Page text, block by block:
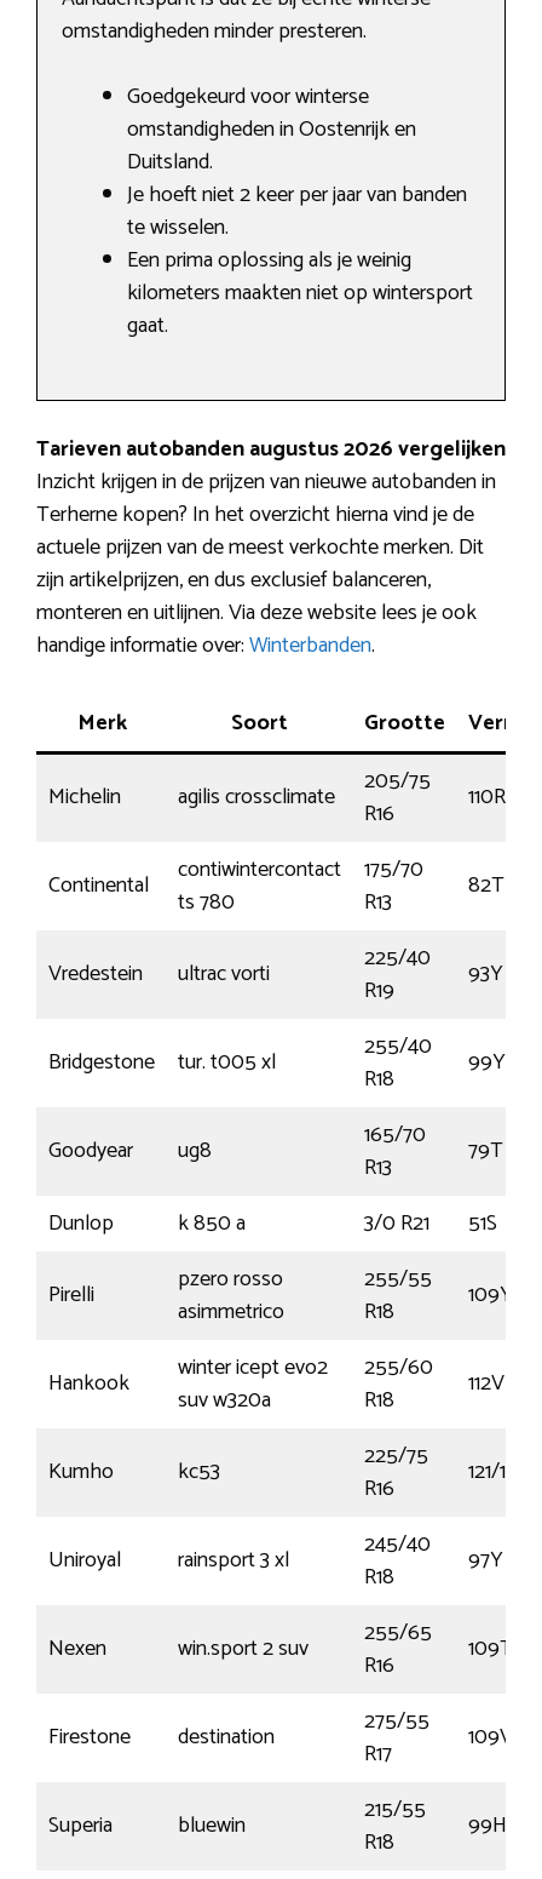
omstandigheden minder presteren.
Goedgekeurd voor winterse
omstandigheden in Oostenrijk en
Duitsland.
Je hoeft niet 2 keer per jaar van banden
te wisselen.
Een prima oplossing als je weinig
kilometers maakten niet op wintersport
gaat.
Tarieven autobanden augustus 2026 vergelijken
Inzicht krijgen in de prijzen van nieuwe autobanden in
Terherne kopen? In het overzicht hierna vind je de
actuele prijzen van de meest verkochte merken. Dit
zijn artikelprijzen, en dus exclusief balanceren,
monteren en uitlijnen. Via deze website lees je ook
handige informatie over:Winterbanden.
Merk Soort Grootte
Michelin agilis crossclimate
205/75
R16
110R
Continental
contiwintercontact
ts 780
175/70
R13
82T
Vredestein ultrac vorti
225/40
R19
93Y
Bridgestone tur. t005 xl
255/40
R18
99Y
Goodyear ug8
165/70
R13
79T
Dunlop
k 850 a 3/0 R21
51S
Pirelli
pzero rosso
asimmetrico
255/55
R18
109Y
Hankook
winter icept evo2
suv w320a
255/60
R18
112V
Kumho kc53
225/75
R16
121/120R
Uniroyal rainsport 3 xl
245/40
R18
97Y
Nexen win.sport 2 suv
255/65
R16
109T
Firestone destination
275/55
R17
109V
Superia bluewin
215/55
R18
99H